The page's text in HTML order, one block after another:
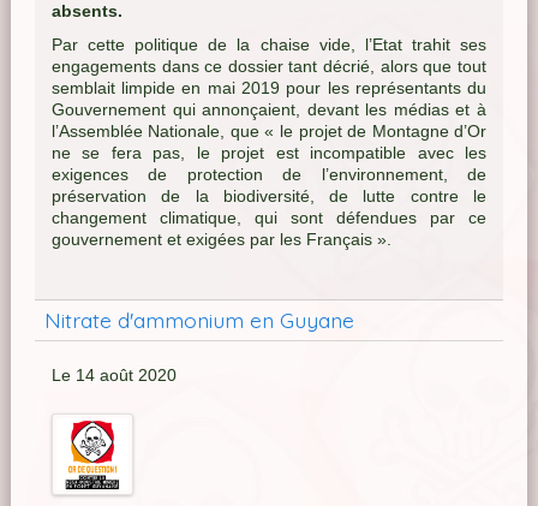
absents.
Par cette politique de la chaise vide, l’Etat trahit ses
engagements dans ce dossier tant décrié, alors que tout
semblait limpide en mai 2019 pour les représentants du
Gouvernement qui annonçaient, devant les médias et à
l’Assemblée Nationale, que « le projet de Montagne d’Or
ne se fera pas, le projet est incompatible avec les
exigences de protection de l’environnement, de
préservation de la biodiversité, de lutte contre le
changement climatique, qui sont défendues par ce
gouvernement et exigées par les Français ».
Nitrate d'ammonium en Guyane
Le 14 août 2020